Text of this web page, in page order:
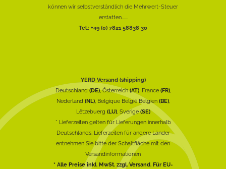
können wir selbstverständlich die Mehrwert-Steuer
erstatten......
Tel.: +49 (0) 7821 58838 30
YERD Versand (shipping)
Deutschland(DE), Österreich(AT), France (FR),
Nederland (NL), Belgique België Belgien (BE),
Lëtzebuerg (LU), Sverige(SE)
* Lieferzeiten gelten für Lieferungen innerhalb
Deutschlands, Lieferzeiten für andere Länder
entnehmen Sie bitte der Schaltfläche mit den
Versandinformationen
* Alle Preise inkl. MwSt. zzgl. Versand. Für EU-